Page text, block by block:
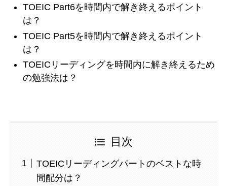
TOEIC Part6を時間内で解き終えるポイント
は？
TOEIC Part5を時間内で解き終えるポイント
は？
TOEICリーディングを時間内に解き終えるため
の勉強法は？
目次
TOEICリーディングパートのベストな時
間配分は？